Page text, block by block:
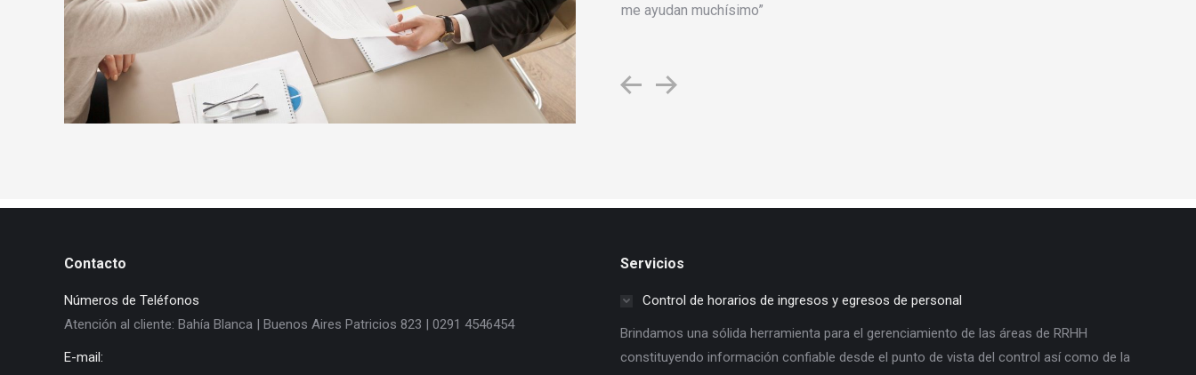
lectus. Cras justo non justo venenatis element metus. Ut lobortis nisl at semper
tellus tincidunt lorem ipsum dolor amet communitas.
me ayudan muchísimo”
Contacto
Números de Teléfonos
Atención al cliente: Bahía Blanca | Buenos Aires Patricios 823 | 0291 4546454
E-mail:
Servicios
Control de horarios de ingresos y egresos de personal
Brindamos una sólida herramienta para el gerenciamiento de las áreas de RRHH
constituyendo información confiable desde el punto de vista del control así como de la